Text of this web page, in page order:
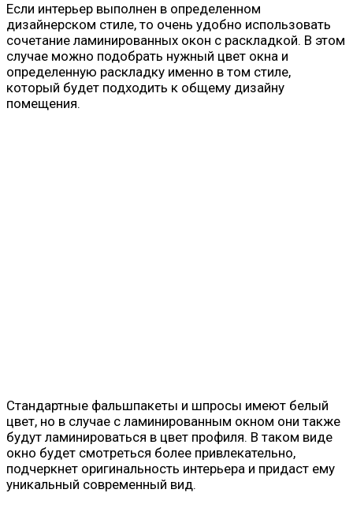
Если интерьер выполнен в определенном
дизайнерском стиле, то очень удобно использовать
сочетание ламинированных окон с раскладкой. В этом
случае можно подобрать нужный цвет окна и
определенную раскладку именно в том стиле,
который будет подходить к общему дизайну
помещения.
Стандартные фальшпакеты и шпросы имеют белый
цвет, но в случае с ламинированным окном они также
будут ламинироваться в цвет профиля. В таком виде
окно будет смотреться более привлекательно,
подчеркнет оригинальность интерьера и придаст ему
уникальный современный вид.